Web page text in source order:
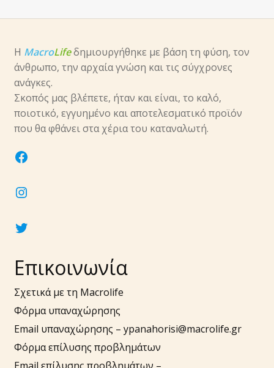
Η MacroLifeδημιουργήθηκε με βάση τη φύση, τον
άνθρωπο, την αρχαία γνώση και τις σύγχρονες
ανάγκες.
Σκοπός μας βλέπετε, ήταν και είναι, το καλό,
ποιοτικό, εγγυημένο και αποτελεσματικό προϊόν
που θα φθάνει στα χέρια του καταναλωτή.
facebook
instagram
twitter
Επικοινωνία
Σχετικά με τη Macrolife
Φόρμα υπαναχώρησης
Email υπαναχώρησης – ypanahorisi@macrolife.gr
Φόρμα επίλυσης προβλημάτων